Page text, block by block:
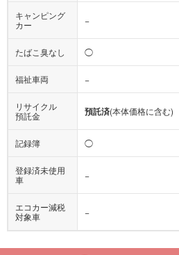
キャンピング
カー
−
たばこ臭なし ◯
福祉車両 −
リサイクル
預託金
預託済(本体価格に含む)
記録簿 ◯
登録済未使用
車
−
エコカー減税
対象車
−